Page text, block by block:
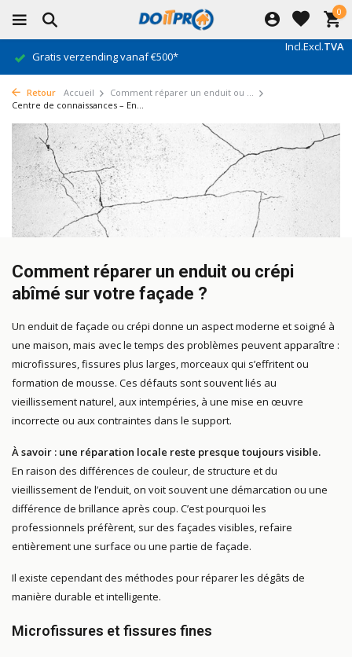
0
Incl.Excl.TVA
Gratis verzending vanaf €500*
Retour Accueil
Comment réparer un enduit ou ...
Centre de connaissances – En...
Comment réparer un enduit ou crépi
abîmé sur votre façade ?
Un enduit de façade ou crépi donne un aspect moderne et soigné à
une maison, mais avec le temps des problèmes peuvent apparaître :
microfissures, fissures plus larges, morceaux qui s’effritent ou
formation de mousse. Ces défauts sont souvent liés au
vieillissement naturel, aux intempéries, à une mise en œuvre
incorrecte ou aux contraintes dans le support.
À savoir : une réparation locale reste presque toujours visible.
En raison des différences de couleur, de structure et du
vieillissement de l’enduit, on voit souvent une démarcation ou une
différence de brillance après coup. C’est pourquoi les
professionnels préfèrent, sur des façades visibles, refaire
entièrement une surface ou une partie de façade.
Il existe cependant des méthodes pour réparer les dégâts de
manière durable et intelligente.
Microfissures et fissures fines